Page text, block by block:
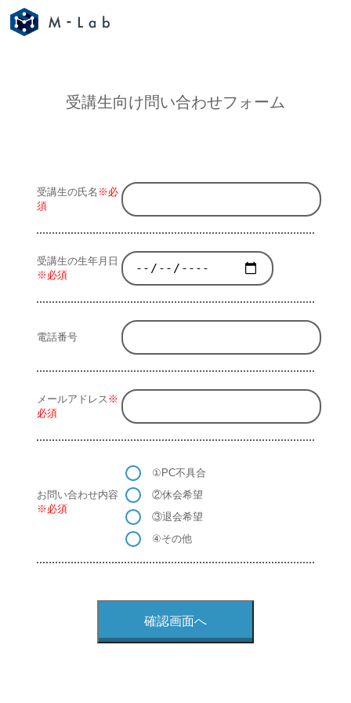
受講生向け問い合わせフォーム
受講生の氏名 ※必
須
受講生の生年月日
※必須
電話番号
メールアドレス ※
必須
お問い合わせ内容
※必須
①PC不具合
②休会希望
③退会希望
④その他
確認画面へ